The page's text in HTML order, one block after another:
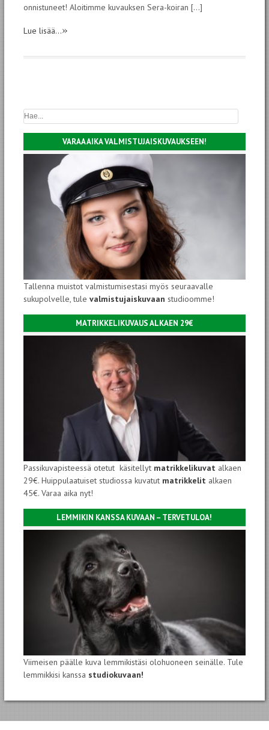
onnistuneet! Aloitimme kuvauksen Sera-koiran […]
Lue lisää...»
VARAA AIKA VALMISTUJAISKUVAUKSEEN!
Tallenna muistot valmistumisestasi myös seuraavalle
sukupolvelle, tule valmistujaiskuvaan studioomme!
MATRIKKELIKUVAUS ALKAEN 29€
Passikuvapisteessä otetut käsitellyt matrikkelikuvat alkaen
29€. Huippulaatuiset studiossa kuvatut matrikkelit alkaen
45€. Varaa aika nyt!
LEMMIKIN KANSSA KUVAAN – TERVETULOA!
Viimeisen päälle kuva lemmikistäsi olohuoneen seinälle. Tule
lemmikkisi kanssa studiokuvaan!